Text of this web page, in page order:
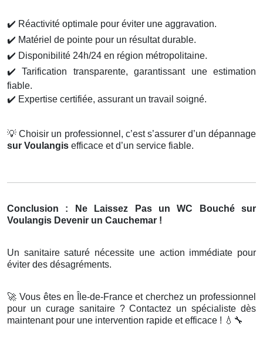
✔️ Réactivité optimale pour éviter une aggravation.
✔️ Matériel de pointe pour un résultat durable.
✔️ Disponibilité 24h/24 en région métropolitaine.
✔️ Tarification transparente, garantissant une estimation
fiable.
✔️ Expertise certifiée, assurant un travail soigné.
💡 Choisir un professionnel, c’est s’assurer d’un dépannage
sur Voulangis efficace et d’un service fiable.
Conclusion : Ne Laissez Pas un WC Bouché sur
Voulangis Devenir un Cauchemar !
Un sanitaire saturé nécessite une action immédiate pour
éviter des désagréments.
🚀 Vous êtes en Île-de-France et cherchez un professionnel
pour un curage sanitaire ? Contactez un spécialiste dès
maintenant pour une intervention rapide et efficace ! 💧🔧